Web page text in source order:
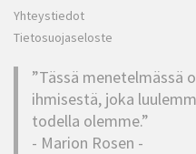
Yhteystiedot
Tietosuojaseloste
”Tässä menetelmässä
ihmisestä, joka
todella olemme.”
- Marion Rosen -